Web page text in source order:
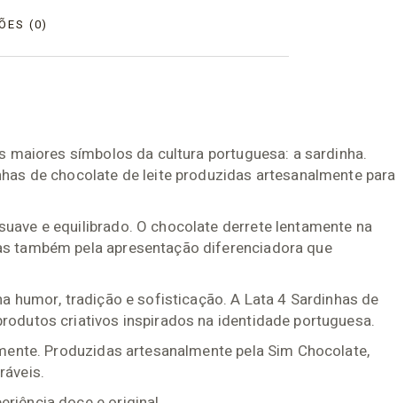
(0)
símbolos da cultura portuguesa: a sardinha.
de chocolate de leite produzidas artesanalmente para
e equilibrado. O chocolate derrete lentamente na
também pela apresentação diferenciadora que
humor, tradição e sofisticação. A Lata 4 Sardinhas de
criativos inspirados na identidade portuguesa.
Produzidas artesanalmente pela Sim Chocolate,